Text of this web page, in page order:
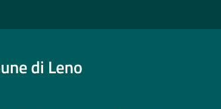
di Leno